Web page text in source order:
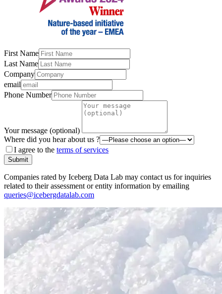
First Name
Last Name
Company
email
Phone Number
Your message (optional)
Where did you hear about us ?
I agree to the terms of services
Submit
Companies rated by Iceberg Data Lab may contact us for inquiries
related to their assessment or entity information by emailing
queries@icebergdatalab.com